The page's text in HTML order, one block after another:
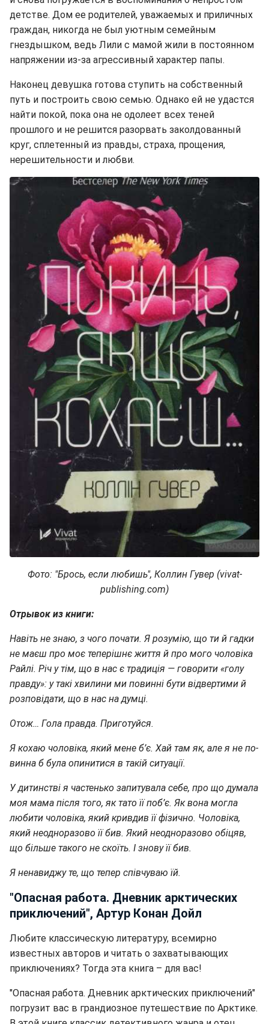
детстве. Дом ее родителей, уважаемых и приличных
граждан, никогда не был уютным семейным
гнездышком, ведь Лили с мамой жили в постоянном
напряжении из-за агрессивный характер папы.
Наконец девушка готова ступить на собственный
путь и построить свою семью. Однако ей не удастся
найти покой, пока она не одолеет всех теней
прошлого и не решится разорвать заколдованный
круг, сплетенный из правды, страха, прощения,
нерешительности и любви.
Фото: "Брось, если любишь", Коллин Гувер (vivat-
publishing.com)
Отрывок из книги:
Навіть не знаю, з чого почати. Я розумію, що ти й гадки
не маєш про моє теперішнє життя й про мого чоловіка
Райлі. Річ у тім, що в нас є традиція — говорити «голу
правду»: у такі хвилини ми повинні бути відвертими й
розповідати, що в нас на думці.
Отож… Гола правда. Приготуйся.
Я кохаю чоловіка, який мене б’є. Хай там як, але я не по­
винна б була опинитися в такій ситуації.
У дитинстві я частенько запитувала себе, про що думала
моя мама після того, як тато її поб’є. Як вона могла
любити чоловіка, який кривдив її фізично. Чоловіка,
який неодноразо­во її бив. Який неодноразово обіцяв,
що більше такого не ско­їть. І знову її бив.
Я ненавиджу те, що тепер співчуваю їй.
"Опасная работа. Дневник арктических
приключений", Артур Конан Дойл
Любите классическую литературу, всемирно
известных авторов и читать о захватывающих
приключениях? Тогда эта книга – для вас!
"Опасная работа. Дневник арктических приключений"
погрузит вас в грандиозное путешествие по Арктике.